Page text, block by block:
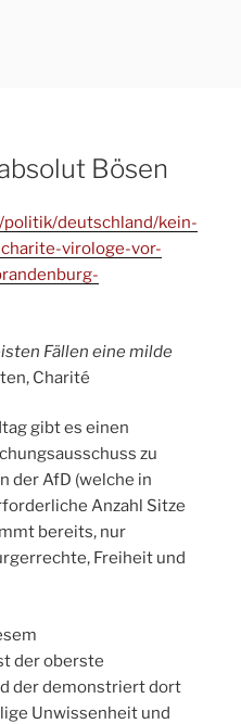
Bösen
deutschland/kein-
virologe-vor-
Fällen eine milde
Charité
gibt es einen
zu
der AfD (welche in
Anzahl Sitze
bereits, nur
Freiheit und
der oberste
der demonstriert dort
Unwissenheit und